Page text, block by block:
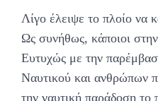
Λίγο έλειψε το πλοίο να
Ως συνήθως, κάποιοι
Ευτυχώς με την
Ναυτικού και ανθρώπων
την ναυτική παράδοση το